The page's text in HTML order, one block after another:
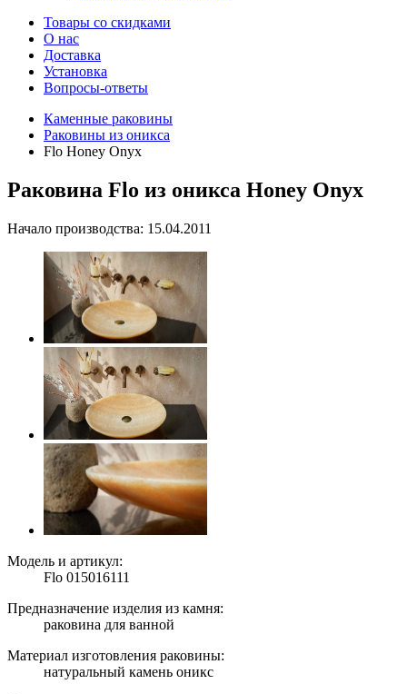
Товары со скидками
О нас
Доставка
Установка
Вопросы-ответы
Каменные раковины
Раковины из оникса
Flo Honey Onyx
Раковина Flo из оникса Honey Onyx
Начало производства: 15.04.2011
Модель и артикул:
Flo 015016111
Предназначение изделия из камня:
раковина для ванной
Материал изготовления раковины:
натуральный камень оникс